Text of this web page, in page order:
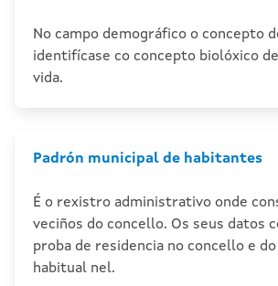
No campo demográfico o concepto
identifícase co concepto biolóxico
vida.
Padrón municipal de habitantes
É o rexistro administrativo onde
veciños do concello. Os seus datos
proba de residencia no concello e
habitual nel.